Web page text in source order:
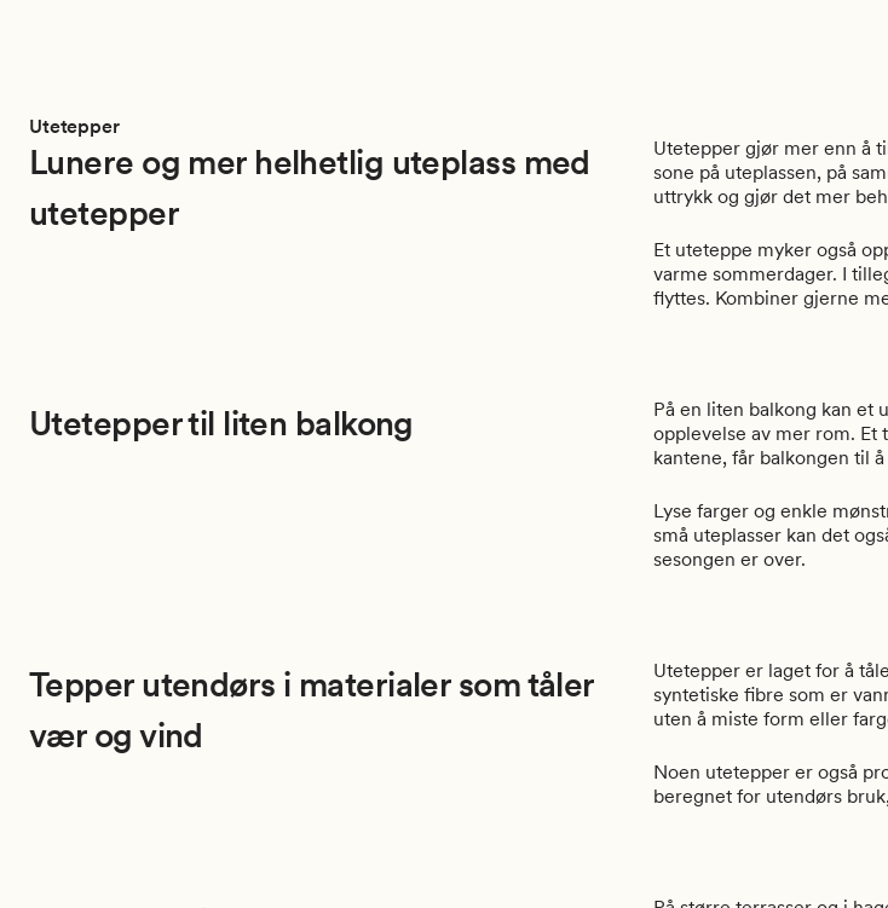
Utetepper
Lunere og mer helhetlig uteplass med
utetepper
Utetepper gjør mer enn å
sone på uteplassen, på
uttrykk og gjør det mer
Et uteteppe myker også
varme sommerdager. I
flyttes. Kombiner gjerne
Utetepper til liten balkong
På en liten balkong kan et
opplevelse av mer rom.
kantene, får balkongen til
Lyse farger og enkle
små uteplasser kan det
sesongen er over.
Tepper utendørs i materialer som tåler
vær og vind
Utetepper er laget for å
syntetiske fibre som er
uten å miste form eller
Noen utetepper er også
beregnet for utendørs